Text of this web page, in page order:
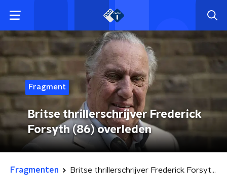
Fragment
Britse thrillerschrijver Frederick
Forsyth (86) overleden
Fragmenten Britse thrillerschrijver Frederick Forsyth (86) overleden